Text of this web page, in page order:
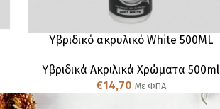
Υβριδικό ακρυλικό White 500ML
Υβριδικά Ακριλικά Χρώματα 500ml
€14,70 Με ΦΠΑ